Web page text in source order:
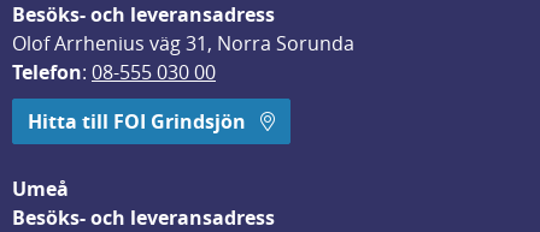
Besöks- och leveransadress
Olof Arrhenius väg 31, Norra Sorunda
Telefon: 08-555 030 00
Hitta till FOI Grindsjön
Umeå
Besöks- och leveransadress